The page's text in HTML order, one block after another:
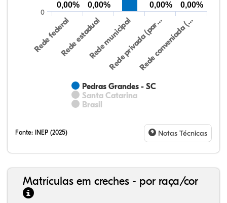
Pedras Grandes - SC
Santa Catarina
Brasil
Rede federalRede estadualRede municipal
Rede privada (par…Rede conveniada (…
0
0,00% 0,00% 0,00% 0,00%
Fonte: INEP (2025) Notas Técnicas
Matrículas em creches - por raça/cor